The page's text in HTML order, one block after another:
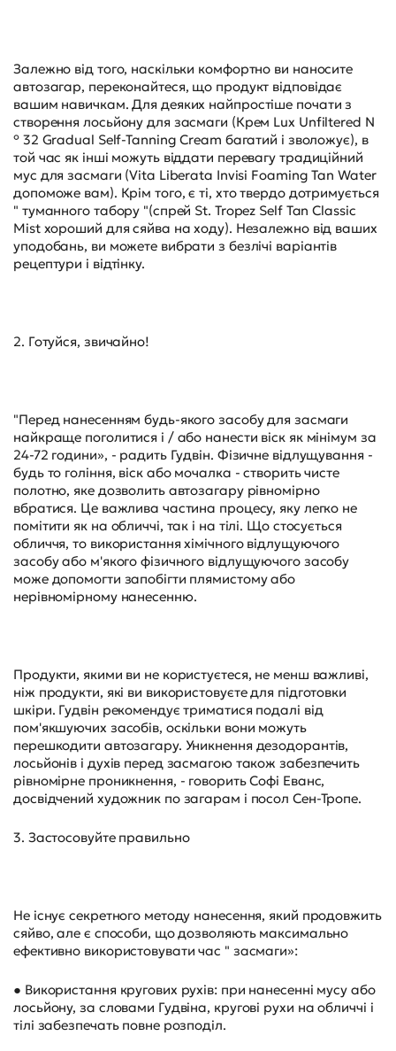
Залежно від того, наскільки комфортно ви наносите
автозагар, переконайтеся, що продукт відповідає
вашим навичкам. Для деяких найпростіше почати з
створення лосьйону для засмаги (Крем Lux Unfiltered N
° 32 Gradual Self-Tanning Cream багатий і зволожує), в
той час як інші можуть віддати перевагу традиційний
мус для засмаги (Vita Liberata Invisi Foaming Tan Water
допоможе вам). Крім того, є ті, хто твердо дотримується
" туманного табору "(спрей St. Tropez Self Tan Classic
Mist хороший для сяйва на ходу). Незалежно від ваших
уподобань, ви можете вибрати з безлічі варіантів
рецептури і відтінку.
2. Готуйся, звичайно!
"Перед нанесенням будь-якого засобу для засмаги
найкраще поголитися і / або нанести віск як мінімум за
24-72 години», - радить Гудвін. Фізичне відлущування -
будь то гоління, віск або мочалка - створить чисте
полотно, яке дозволить автозагару рівномірно
вбратися. Це важлива частина процесу, яку легко не
помітити як на обличчі, так і на тілі. Що стосується
обличчя, то використання хімічного відлущуючого
засобу або м'якого фізичного відлущуючого засобу
може допомогти запобігти плямистому або
нерівномірному нанесенню.
Продукти, якими ви не користуєтеся, не менш важливі,
ніж продукти, які ви використовуєте для підготовки
шкіри. Гудвін рекомендує триматися подалі від
пом'якшуючих засобів, оскільки вони можуть
перешкодити автозагару. Уникнення дезодорантів,
лосьйонів і духів перед засмагою також забезпечить
рівномірне проникнення, - говорить Софі Еванс,
досвідчений художник по загарам і посол Сен-Тропе.
3. Застосовуйте правильно
Не існує секретного методу нанесення, який продовжить
сяйво, але є способи, що дозволяють максимально
ефективно використовувати час " засмаги»:
● Використання кругових рухів: при нанесенні мусу або
лосьйону, за словами Гудвіна, кругові рухи на обличчі і
тілі забезпечать повне розподіл.